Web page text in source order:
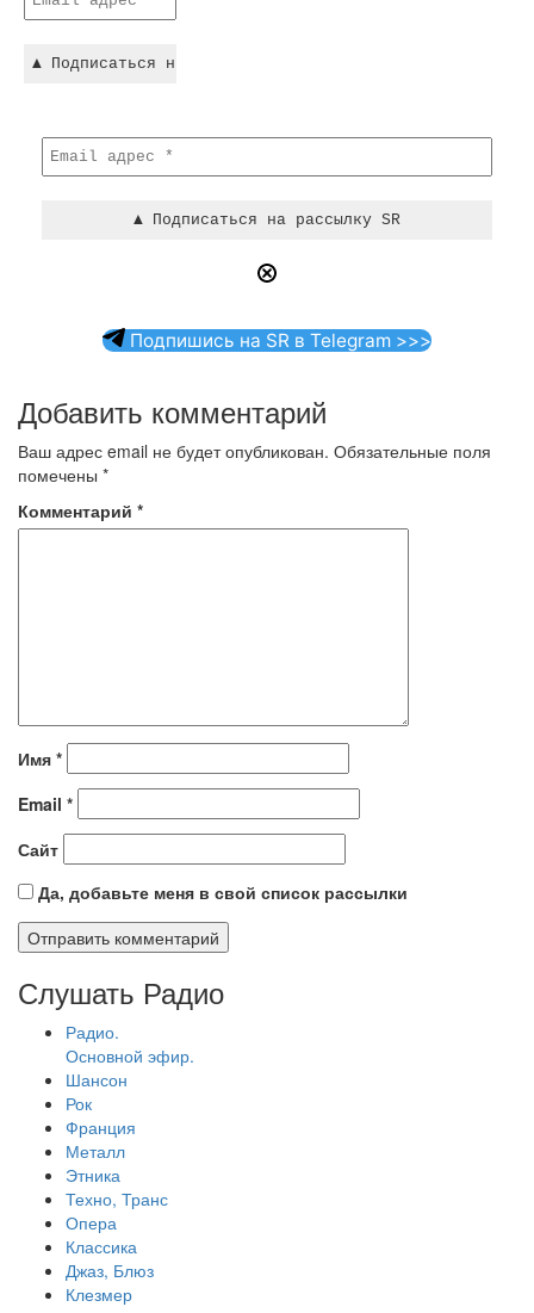
Подпишись на SR в Telegram >>>
Добавить комментарий
Ваш адрес email не будет опубликован. Обязательные поля
помечены *
Комментарий *
Имя *
Email *
Сайт
Да, добавьте меня в свой список рассылки
Слушать Радио
Радио.
Основной эфир.
Шансон
Рок
Франция
Металл
Этника
Техно, Транс
Опера
Классика
Джаз, Блюз
Клезмер